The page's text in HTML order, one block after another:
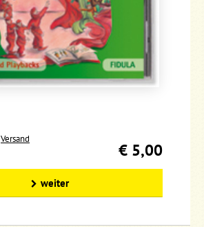
Versand
€ 5,00
weiter